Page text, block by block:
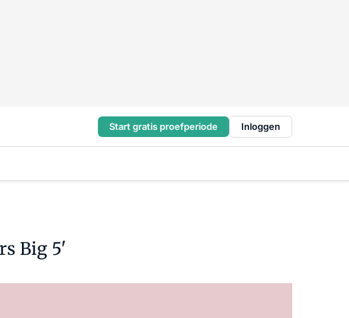
Start gratis proefperiode Inloggen
Big 5'